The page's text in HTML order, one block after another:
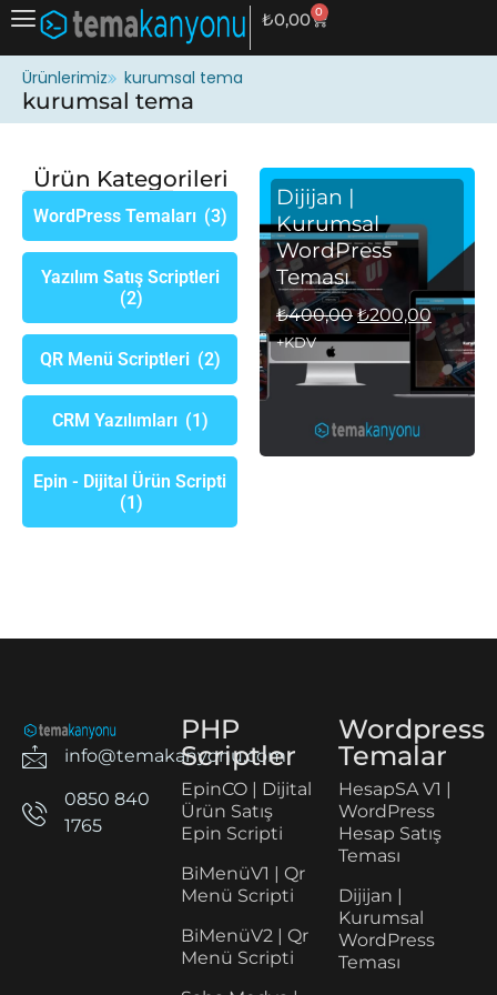
₺0,00 0
Ürünlerimiz kurumsal tema
kurumsal tema
Ürün Kategorileri
WordPress Temaları (3)
Yazılım Satış Scriptleri
(2)
QR Menü Scriptleri (2)
CRM Yazılımları (1)
Epin - Dijital Ürün Scripti
(1)
Dijijan |
Kurumsal
WordPress
Teması
₺400,00 ₺200,00
+KDV
info@temakanyonu.com
0850 840
1765
PHP
Scriptler
EpinCO | Dijital
Ürün Satış
Epin Scripti
BiMenüV1 | Qr
Menü Scripti
BiMenüV2 | Qr
Menü Scripti
Wordpress
Temalar
HesapSA V1 |
WordPress
Hesap Satış
Teması
Dijijan |
Kurumsal
WordPress
Teması